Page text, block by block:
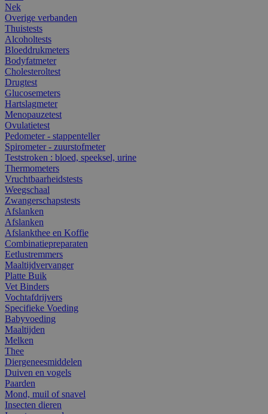
Nek
Overige verbanden
Thuistests
Alcoholtests
Bloeddrukmeters
Bodyfatmeter
Cholesteroltest
Drugtest
Glucosemeters
Hartslagmeter
Menopauzetest
Ovulatietest
Pedometer - stappenteller
Spirometer - zuurstofmeter
Teststroken : bloed, speeksel, urine
Thermometers
Vruchtbaarheidstests
Weegschaal
Zwangerschapstests
Afslanken
Afslanken
Afslankthee en Koffie
Combinatiepreparaten
Eetlustremmers
Maaltijdvervanger
Platte Buik
Vet Binders
Vochtafdrijvers
Specifieke Voeding
Babyvoeding
Maaltijden
Melken
Thee
Diergeneesmiddelen
Duiven en vogels
Paarden
Mond, muil of snavel
Insecten dieren